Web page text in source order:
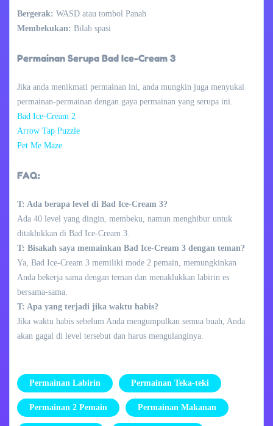
Bergerak: WASD atau tombol Panah
Membekukan: Bilah spasi
Permainan Serupa Bad Ice-Cream 3
Jika anda menikmati permainan ini, anda mungkin juga menyukai
permainan-permainan dengan gaya permainan yang serupa ini.
Bad Ice-Cream 2
Arrow Tap Puzzle
Pet Me Maze
FAQ:
T: Ada berapa level di Bad Ice-Cream 3?
Ada 40 level yang dingin, membeku, namun menghibur untuk
ditaklukkan di Bad Ice-Cream 3.
T: Bisakah saya memainkan Bad Ice-Cream 3 dengan teman?
Ya, Bad Ice-Cream 3 memiliki mode 2 pemain, memungkinkan
Anda bekerja sama dengan teman dan menaklukkan labirin es
bersama-sama.
T: Apa yang terjadi jika waktu habis?
Jika waktu habis sebelum Anda mengumpulkan semua buah, Anda
akan gagal di level tersebut dan harus mengulanginya.
Permainan Labirin Permainan Teka-teki
Permainan 2 Pemain Permainan Makanan